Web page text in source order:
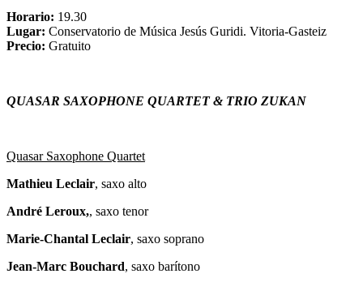
Horario: 19.30
Lugar: Conservatorio de Música Jesús Guridi. Vitoria-Gasteiz
Precio: Gratuito
QUASAR SAXOPHONE QUARTET & TRIO ZUKAN
Quasar Saxophone Quartet
Mathieu Leclair, saxo alto
André Leroux,, saxo tenor
Marie-Chantal Leclair, saxo soprano
Jean-Marc Bouchard, saxo barítono